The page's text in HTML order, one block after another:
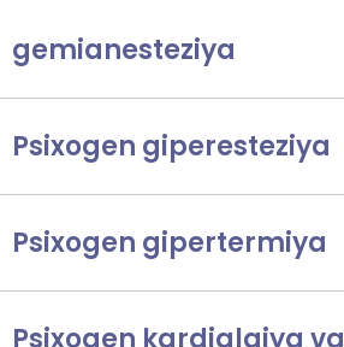
gemianesteziya
Psixogen giperesteziya
Psixogen gipertermiya
Psixogen kardialgiya va